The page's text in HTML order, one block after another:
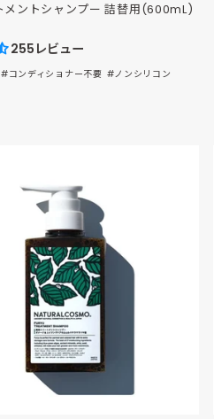
メントシャンプー 詰替用(600mL)
255レビュー
#コンディショナー不要 #ノンシリコン